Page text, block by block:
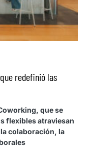
redefinió las
que se
flexibles atraviesan
colaboración, la